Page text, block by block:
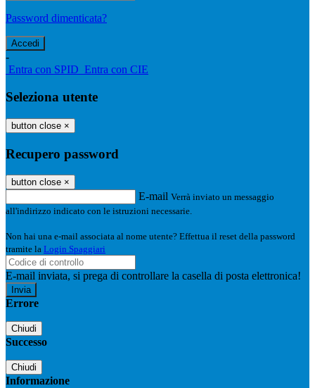
Password dimenticata?
-
Entra con SPID Entra con CIE
Seleziona utente
button close ×
Recupero password
button close ×
E-mail Verrà inviato un messaggio
all'indirizzo indicato con le istruzioni necessarie.
Non hai una e-mail associata al nome utente? Effettua il reset della password
tramite la Login Spaggiari
E-mail inviata, si prega di controllare la casella di posta elettronica!
Errore
Chiudi
Successo
Chiudi
Informazione